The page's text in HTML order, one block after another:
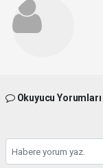
Okuyucu Yorumları